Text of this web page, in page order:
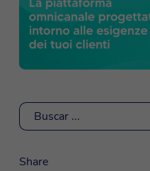
Buscar
Share